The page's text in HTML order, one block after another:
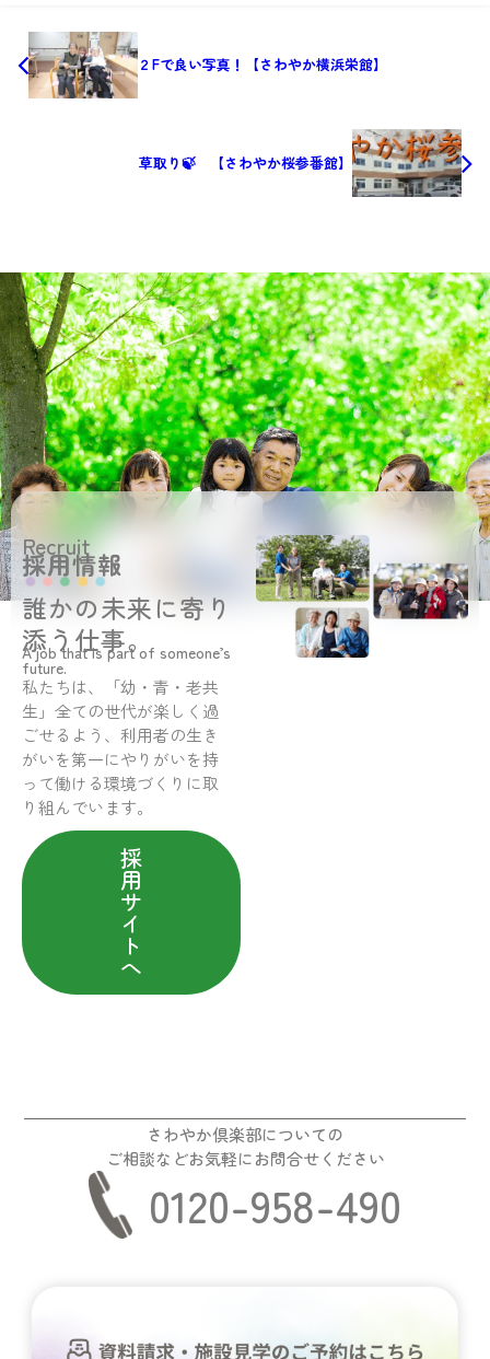
２Fで良い写真！【さわやか横浜栄館】
草取り🍃 【さわやか桜参番館】
Recruit
採用情報
誰かの未来に寄り
添う仕事。
A job that is part of someone’s
future.
私たちは、「幼・青・老共
生」全ての世代が楽しく過
ごせるよう、利用者の生き
がいを第一にやりがいを持
って働ける環境づくりに取
り組んでいます。
採
用
サ
イ
ト
へ
さわやか倶楽部についての
ご相談などお気軽にお問合せください
0120-958-490